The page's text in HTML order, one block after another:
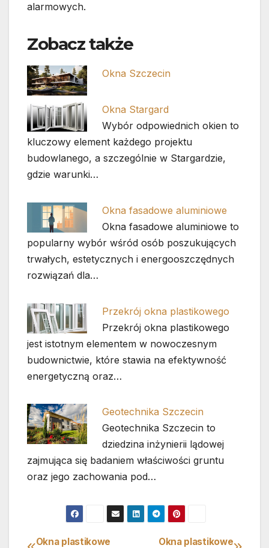
alarmowych.
Zobacz także
Okna Szczecin
Okna Stargard
Wybór odpowiednich okien to
kluczowy element każdego projektu
budowlanego, a szczególnie w Stargardzie,
gdzie warunki…
Okna fasadowe aluminiowe
Okna fasadowe aluminiowe to
popularny wybór wśród osób poszukujących
trwałych, estetycznych i energooszczędnych
rozwiązań dla…
Przekrój okna plastikowego
Przekrój okna plastikowego
jest istotnym elementem w nowoczesnym
budownictwie, które stawia na efektywność
energetyczną oraz…
Geotechnika Szczecin
Geotechnika Szczecin to
dziedzina inżynierii lądowej
zajmująca się badaniem właściwości gruntu
oraz jego zachowania pod…
Okna plastikowe
Okna plastikowe